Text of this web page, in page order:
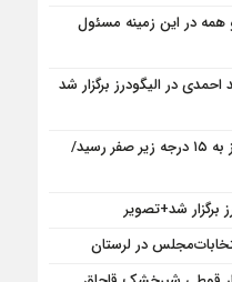
در این زمینه مسئول
در الیگودرز برگزار شد
دمای هوای شب گذشته در الیگودرز به ۱۵ درجه زیر صفر رسید/
برگزار شد+تصویر